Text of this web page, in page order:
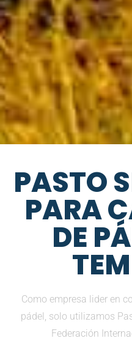
PASTO
PARA
DE
Como empresa lider en
pádel, solo utilizamos
Federación